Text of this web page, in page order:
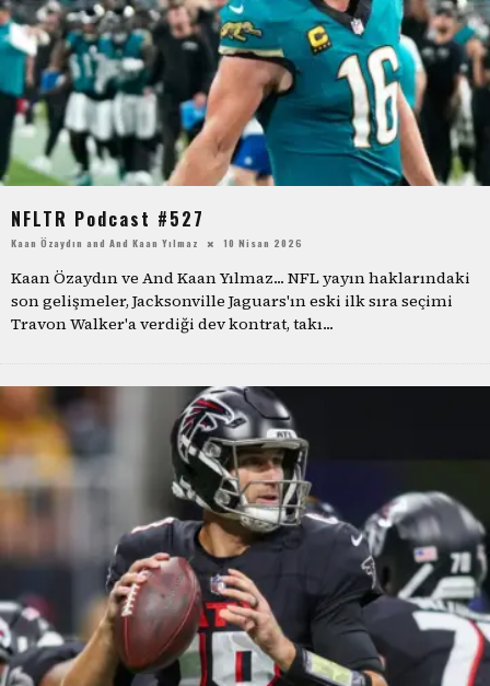
NFLTR Podcast #527
Kaan Özaydın and And Kaan Yılmaz 10 Nisan 2026
Kaan Özaydın ve And Kaan Yılmaz... NFL yayın haklarındaki
son gelişmeler, Jacksonville Jaguars'ın eski ilk sıra seçimi
Travon Walker'a verdiği dev kontrat, takı...